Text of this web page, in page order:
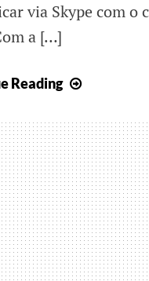
via Skype com o
a […]
Reading
terra